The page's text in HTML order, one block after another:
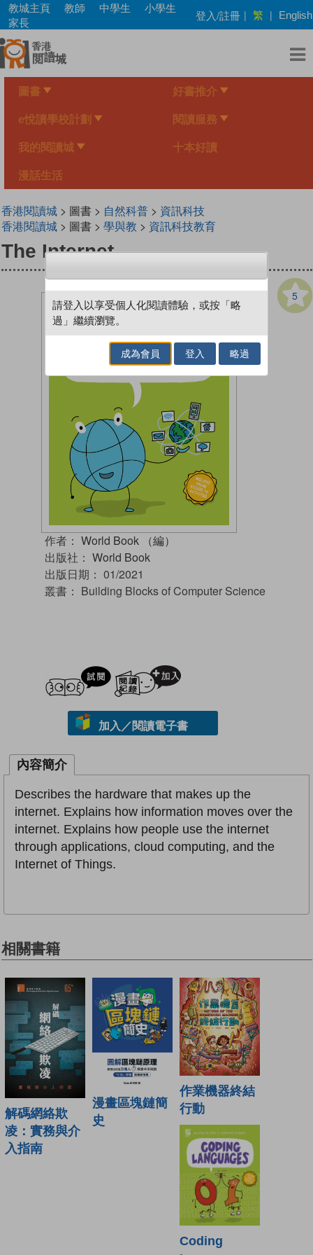
Skip
main
content
教城主頁 教師 中學生
小學生
家長
登入/註冊 | 繁 | English
圖書 好書推介
e悅讀學校計劃 閱讀服務
我的閱讀城 十本好讀
漫話生活
香港閱讀城> 圖書 > 自然科普> 資訊科技
香港閱讀城> 圖書 > 學與教 > 資訊科技教育
The Internet
5
作者： World Book （編）
出版社： World Book
出版日期： 01/2021
叢書： Building Blocks of Computer Science
試閲
加入／閱讀電子書
內容簡介
Describes the hardware that makes up the
internet. Explains how information moves over the
internet. Explains how people use the internet
through applications, cloud computing, and the
Internet of Things.
相關書籍
解碼網絡欺
凌：實務與介
入指南
漫畫區塊鏈簡
史
作業機器終結
行動
Coding
請登入以享受個人化閱讀體驗，或按「略
過」繼續瀏覽。
成為會員 登入 略過